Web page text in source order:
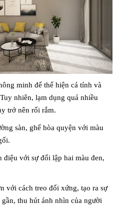
minh để thể hiện cá tính và
nhiên, lạm dụng quá nhiều
trở nên rối rắm.
sàn, ghế hòa quyện với màu
điệu với sự đối lập hai màu đen,
với cách treo đối xứng, tạo ra sự
thu hút ánh nhìn của người